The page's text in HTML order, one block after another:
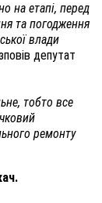
на етапі, перед
та погодження
влади
депутат
тобто все
ремонту